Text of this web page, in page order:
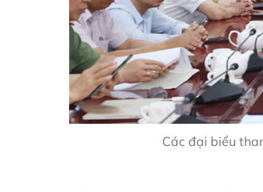
Các đại biểu